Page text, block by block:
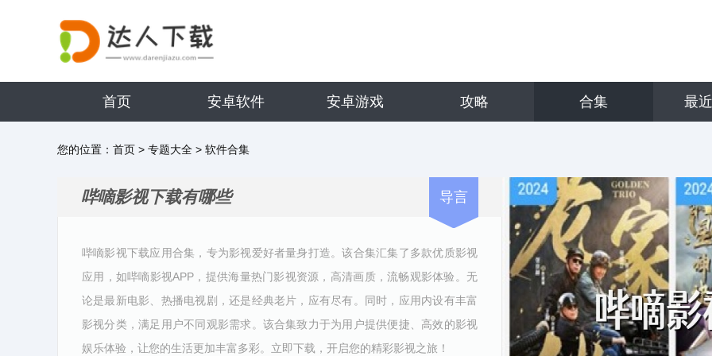
首页 安卓软件 安卓游戏 攻略 合集 最
您的位置： 首页 > 专题大全 > 软件合集
哔嘀影视下载有哪些 导言
哔嘀影视下载应用合集，专为影视爱好者量身打造。该合集汇集了多款优质影视
应用，如哔嘀影视APP，提供海量热门影视资源，高清画质，流畅观影体验。无
论是最新电影、热播电视剧，还是经典老片，应有尽有。同时，应用内设有丰富
影视分类，满足用户不同观影需求。该合集致力于为用户提供便捷、高效的影视
娱乐体验，让您的生活更加丰富多彩。立即下载，开启您的精彩影视之旅！